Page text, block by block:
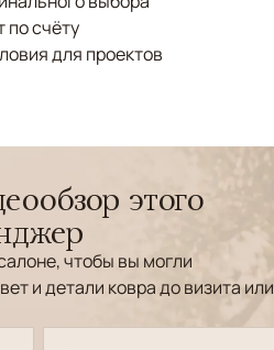
по счёту
для проектов
этого
чтобы вы могли
и детали ковра до визита или